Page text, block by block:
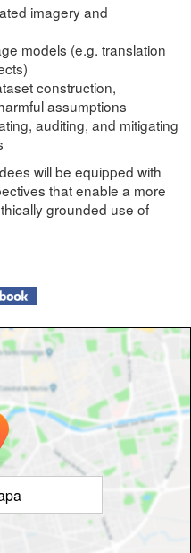
imagery and
models (e.g. translation
construction,
assumptions
auditing, and mitigating
will be equipped with
that enable a more
grounded use of